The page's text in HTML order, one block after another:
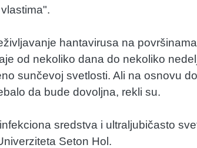
hantavirusa na
od nekoliko dana do nekoliko
sunčevoj svetlosti. Ali na osnovu
da bude dovoljna, rekli su.
sredstva i ultraljubičasto
Seton Hol.